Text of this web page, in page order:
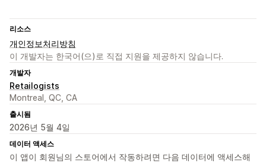
리소스
개인정보처리방침
이 개발자는 한국어(으)로 직접 지원을 제공하지 않습니다.
개발자
Retailogists
Montreal, QC, CA
출시됨
2026년 5월 4일
데이터 액세스
이 앱이 회원님의 스토어에서 작동하려면 다음 데이터에 액세스해